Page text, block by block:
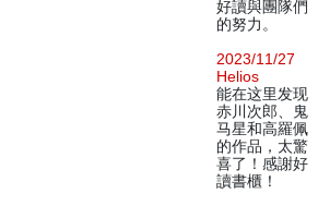
好讀與團隊們
的努力。
2023/11/27
Helios
能在这里发现
赤川次郎、鬼
马星和高羅佩
的作品，太驚
喜了！感謝好
讀書櫃！